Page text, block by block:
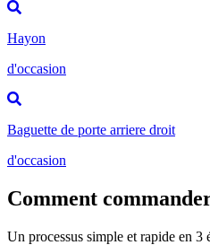
Hayon
d'occasion
Baguette de porte arriere droit
d'occasion
Comment
Un processus simple et rapide en 3